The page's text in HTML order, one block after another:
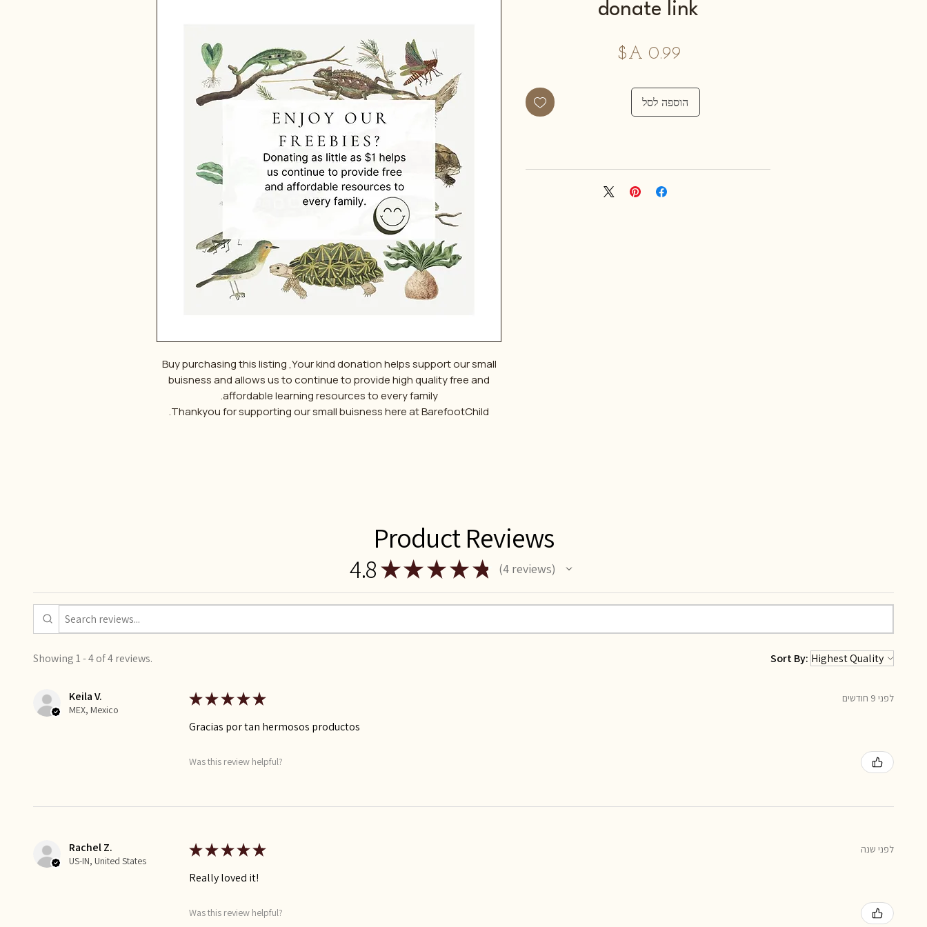
Buy purchasing this listing ,Your kind donation helps support our small
buisness and allows us to continue to provide high quality free and
affordable learning resources to every family.
Thankyou for supporting our small buisness here at BarefootChild.
donate link
הוספה לסל
Product Reviews
4.8★★ ★ ★★ 4 reviews
4
Showing 1 - 4 of 4 reviews. Sort By:
Keila V.
MEX, Mexico
★★★★★ לפני 9 חודשים
Gracias por tan hermosos productos
Was this review helpful?
Rachel Z.
US-IN, United States
★★★★★ לפני שנה
Really loved it!
Was this review helpful?